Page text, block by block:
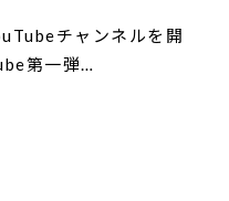
チャンネルを開
第一弾…